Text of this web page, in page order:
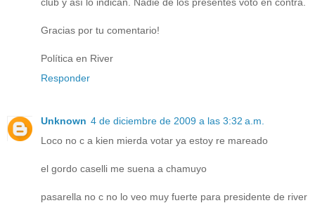
Gracias por tu comentario!
Política en River
Responder
Unknown 4 de diciembre de 2009 a las 3:32 a.m.
Loco no c a kien mierda votar ya estoy re mareado
el gordo caselli me suena a chamuyo
pasarella no c no lo veo muy fuerte para presidente de river